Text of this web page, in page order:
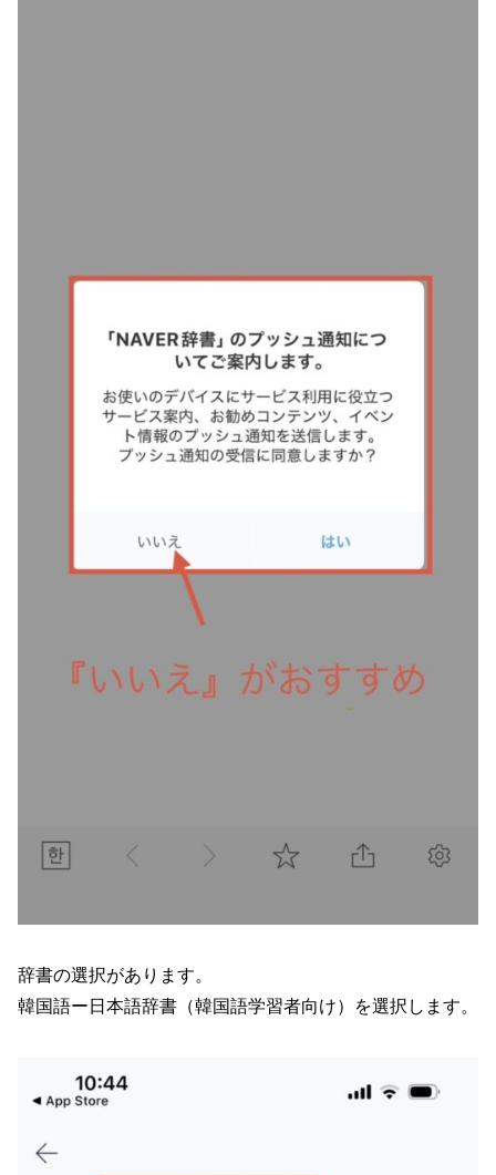
辞書の選択があります。
韓国語ー日本語辞書（韓国語学習者向け）を選択します。